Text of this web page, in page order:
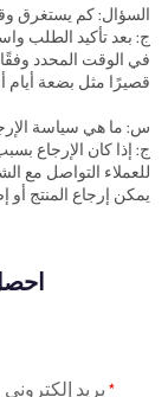
السؤال: كم يستغرق
ج: بعد تأكيد الطلب
في الوقت المحدد
قصيرًا مثل بضعة أيام
س: ما هي سياسة
ج: إذا كان الإرجاع
للعملاء التواصل مع
يمكن إرجاع المنتج أو
بريد إلكتروني